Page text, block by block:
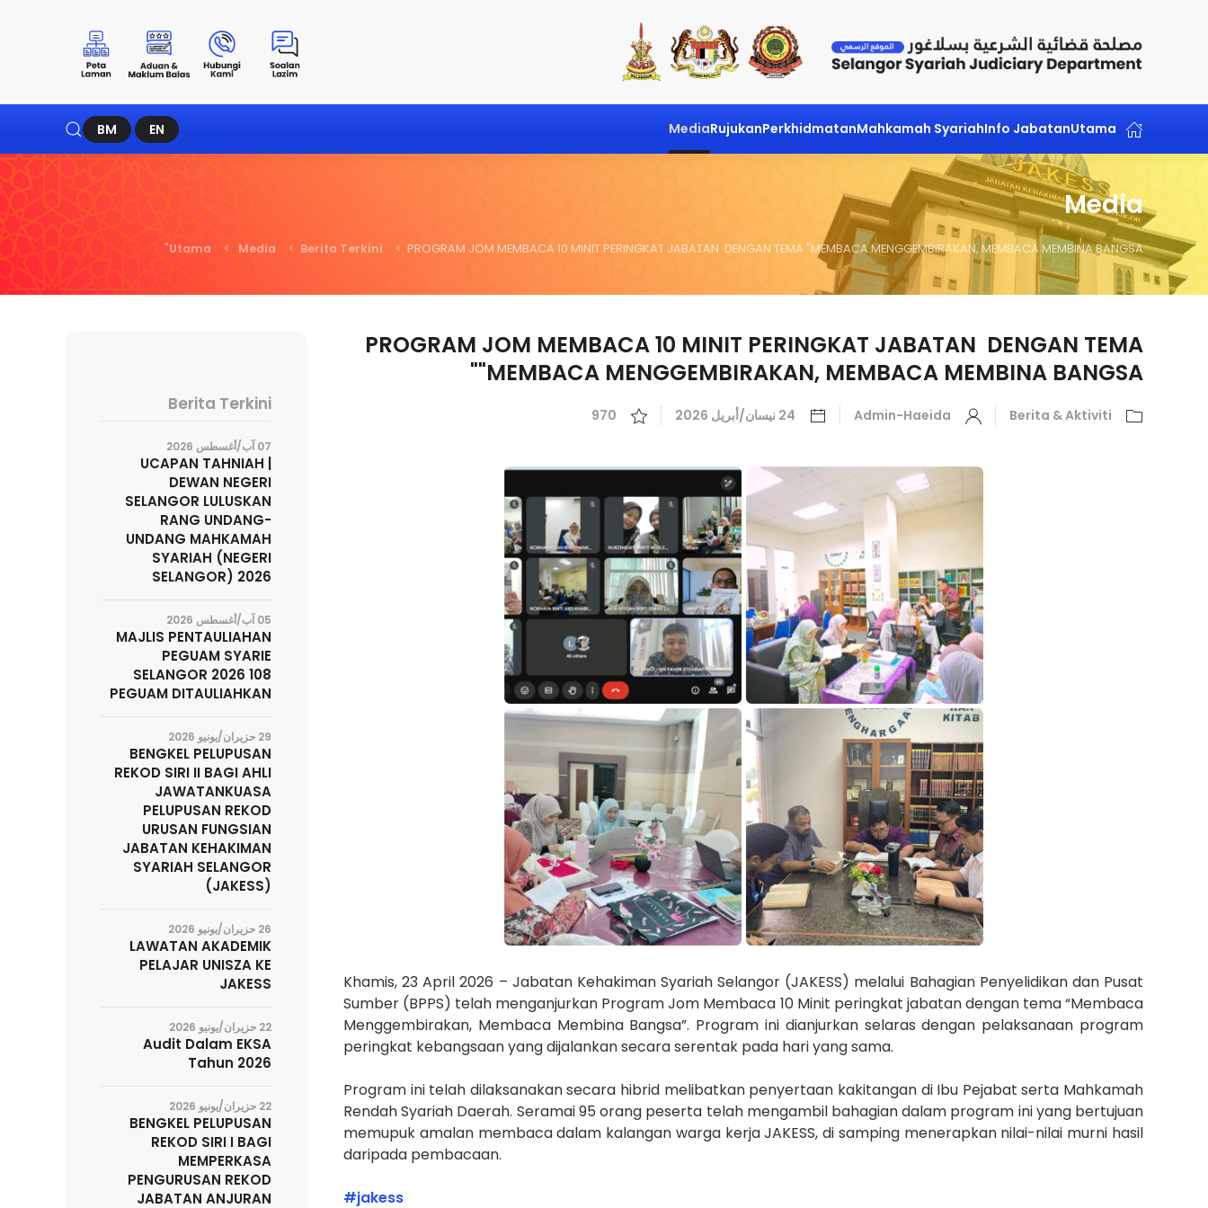
Skip to main content
Utama
Info Jabatan
Mahkamah Syariah
Perkhidmatan
Rujukan
Media
EN
BM
Media
Utama Media Berita Terkini PROGRAM JOM MEMBACA 10 MINIT PERINGKAT JABATAN DENGAN TEMA "MEMBACA MENGGEMBIRAKAN, MEMBACA MEMBINA BANGSA"
PROGRAM JOM MEMBACA 10 MINIT PERINGKAT JABATAN DENGAN TEMA
"MEMBACA MENGGEMBIRAKAN, MEMBACA MEMBINA BANGSA"
Berita & Aktiviti
Admin-Haeida 24 نيسان/أبريل 2026 970
Khamis, 23 April 2026 – Jabatan Kehakiman Syariah Selangor (JAKESS) melalui Bahagian Penyelidikan dan Pusat
Sumber (BPPS) telah menganjurkan Program Jom Membaca 10 Minit peringkat jabatan dengan tema “Membaca
Menggembirakan, Membaca Membina Bangsa”. Program ini dianjurkan selaras dengan pelaksanaan program
peringkat kebangsaan yang dijalankan secara serentak pada hari yang sama.
Program ini telah dilaksanakan secara hibrid melibatkan penyertaan kakitangan di Ibu Pejabat serta Mahkamah
Rendah Syariah Daerah. Seramai 95 orang peserta telah mengambil bahagian dalam program ini yang bertujuan
memupuk amalan membaca dalam kalangan warga kerja JAKESS, di samping menerapkan nilai-nilai murni hasil
daripada pembacaan.
#jakess
Berita Terkini
07 آب/أغسطس 2026
UCAPAN TAHNIAH |
DEWAN NEGERI
SELANGOR LULUSKAN
RANG UNDANG-
UNDANG MAHKAMAH
SYARIAH (NEGERI
SELANGOR) 2026
05 آب/أغسطس 2026
MAJLIS PENTAULIAHAN
PEGUAM SYARIE
SELANGOR 2026 108
PEGUAM DITAULIAHKAN
29 حزيران/يونيو 2026
BENGKEL PELUPUSAN
REKOD SIRI II BAGI AHLI
JAWATANKUASA
PELUPUSAN REKOD
URUSAN FUNGSIAN
JABATAN KEHAKIMAN
SYARIAH SELANGOR
(JAKESS)
26 حزيران/يونيو 2026
LAWATAN AKADEMIK
PELAJAR UNISZA KE
JAKESS
22 حزيران/يونيو 2026
Audit Dalam EKSA
Tahun 2026
22 حزيران/يونيو 2026
BENGKEL PELUPUSAN
REKOD SIRI I BAGI
MEMPERKASA
PENGURUSAN REKOD
JABATAN ANJURAN